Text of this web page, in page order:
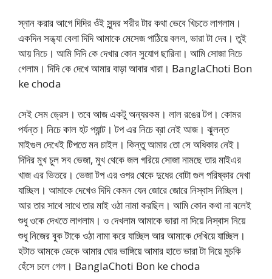
স্নান করার আগে দিদির ওঁই সুন্দর শরীর টার কথা ভেবে খিচতে লাগলাম।
একদিন সন্ধ্যা বেলা দিদি আমাকে মেসেজ পাঠিয়ে বলল, ভারা টা দেব। তুই
আয় নিচে। আমি দিদি কে দেখার কোন সুযোগ ছারিনা। আমি সোজা নিচে
গেলাম। দিদি কে দেখে আমার বাড়া আবার খারা। BanglaChoti Bon
ke choda
সেই সেম ড্রেস। তবে আজ একটু অন্যরকম। লাল রঙের টপ। কোমর
পর্যন্ত। নিচে কাল হট প্যান্ট। টপ এর নিচে ব্রা নেই আজ। ঝুলন্ত
মাইগুল দেখেই টিপতে মন চাইল। কিন্তু আমার তো সে অধিকার নেই।
দিদির মুখ চুল সব ভেজা, মুখ থেকে জল গরিয়ে সোজা নামছে তার মাইএর
খাজ এর ভিতরে। ভেজা টপ এর ওপর থেকে দুধের বোটা গুল পরিষ্কার দেখা
যাচ্ছিল। আমাকে দেখেও দিদি কেমন যেন জোরে জোরে নিস্বাস নিচ্ছিল।
আর তার সাথে সাথে তার মাই ওঠা নামা করছিল। আমি কোন কথা না বলেই
শুধু ওকে দেখতে লাগলাম। ও দেখলাম আমাকে ভারা না দিয়ে নিস্বাস নিয়ে
শুধু নিজের বুক টাকে ওঠা নামা করে যাচ্ছিল আর আমাকে দেখিয়ে যাচ্ছিল।
হটাত আমকে ডেকে আমার ঘোর ভাঙ্গিয়ে আমার হাতে ভারা টা দিয়ে মুচকি
হেঁসে চলে গেল। BanglaChoti Bon ke choda